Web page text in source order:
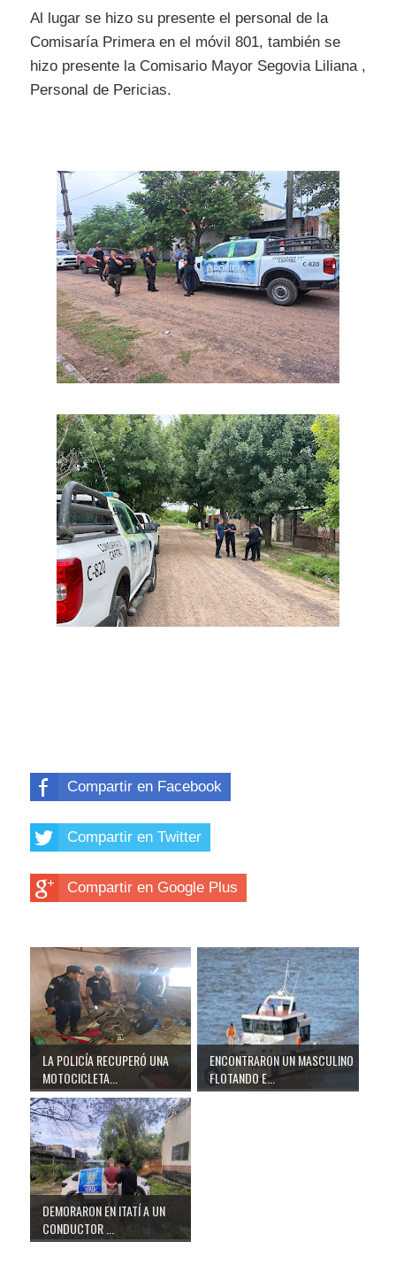
Al lugar se hizo su presente el personal de la
Comisaría Primera en el móvil 801, también se
hizo presente la Comisario Mayor Segovia Liliana ,
Personal de Pericias.
Compartir en Facebook
Compartir en Twitter
Compartir en Google Plus
LA POLICÍA RECUPERÓ UNA
MOTOCICLETA...
ENCONTRARON UN MASCULINO
FLOTANDO E...
DEMORARON EN ITATÍ A UN
CONDUCTOR ...